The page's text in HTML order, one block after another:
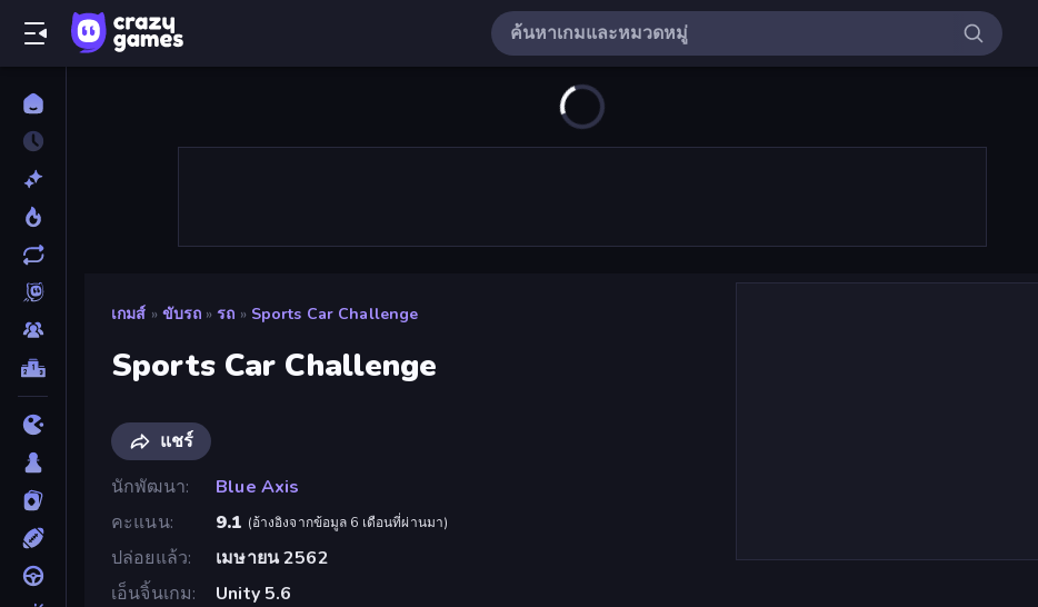
เกมส์ » ขับรถ » รถ » Sports Car Challenge
Sports Car Challenge
แชร์
นักพัฒนา
Blue Axis
คะแนน
9.1 (อ้างอิงจากข้อมูล 6 เดือนที่ผ่านมา)
ปล่อยแล้ว
เมษายน 2562
เอ็นจิ้นเกม
Unity 5.6